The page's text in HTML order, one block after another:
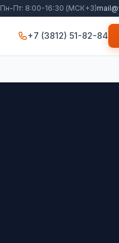
Пн-Пт: 8:00-16:30 (МСК+3)
+7 (3812) 51-82-84